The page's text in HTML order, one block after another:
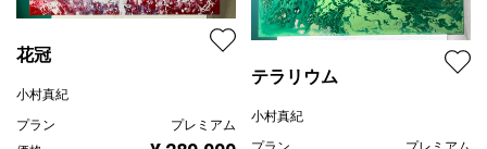
花冠
小村真紀
プラン
プレミアム
テラリウム
小村真紀